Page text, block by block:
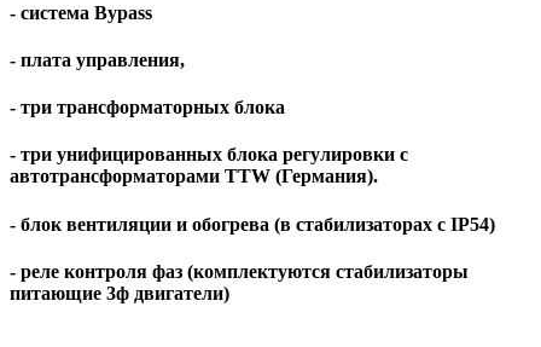
- система Bypass
- плата управления,
- три трансформаторных блока
- три унифицированных блока регулировки с
автотрансформаторами TTW (Германия).
- блок вентиляции и обогрева (в стабилизаторах c IP54)
- реле контроля фаз (комплектуются стабилизаторы
питающие 3ф двигатели)